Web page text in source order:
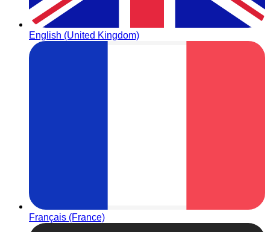
English (United Kingdom)
Français (France)